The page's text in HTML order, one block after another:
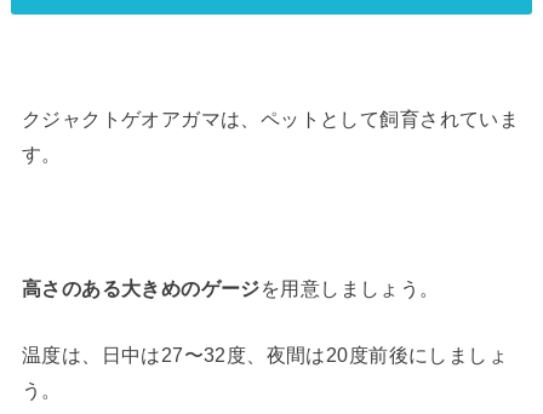
クジャクトゲオアガマは、ペットとして飼育されていま
す。
高さのある大きめのゲージを用意しましょう。
温度は、日中は27〜32度、夜間は20度前後にしましょ
う。